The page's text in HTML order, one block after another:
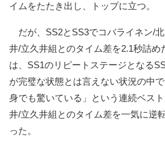
イムをたたき出し、トップに立つ。
だが、SS2とSS3でコバライネン/
井/立久井組とのタイム差を2.1秒詰め
は、SS1のリピートステージとなる
が完璧な状態とは言えない状況の中
身でも驚いている」という連続ベス
井/立久井組とのタイム差を一気に逆
った。